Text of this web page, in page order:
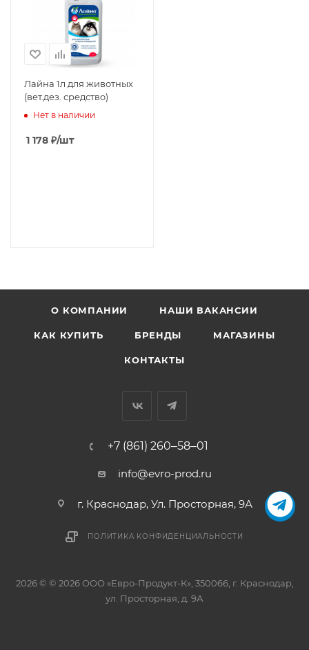
Лайна 1л для животных
(вет.дез. средство)
Нет в наличии
1 178 ₽/шт
О КОМПАНИИ НАШИ ВАКАНСИИ
КАК КУПИТЬ БРЕНДЫ МАГАЗИНЫ
КОНТАКТЫ
+7 (861) 260‒58‒01
info@evro-prod.ru
г. Краснодар, ​Ул. Просторная, 9А
ПОЛИТИКА КОНФИДЕНЦИАЛЬНОСТИ
2026 © © 2026 ООО «Евро-Продукт-К», 350066, г. Краснодар,
ул. Просторная, д. 9А